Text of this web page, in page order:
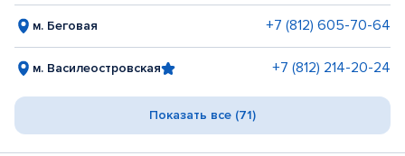
м. Беговая +7 (812) 605-70-64
м. Василеостровская +7 (812) 214-20-24
Показать все (71)